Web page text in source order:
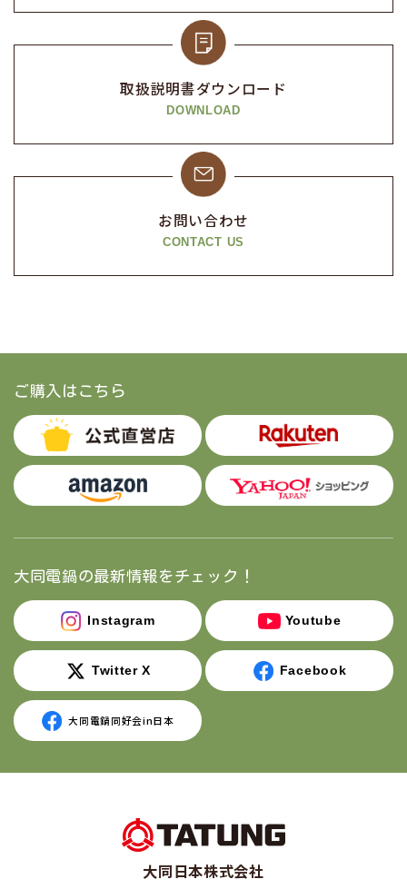
取得した閲覧・購買履歴等の情報を分析し、ユーザー
に適した新商品・サービスをお知らせするためのユー
ザーが利用しているサービスの新機能や更新情報、キ
ャンペーン情報などをメール送付によるご案内。
ユーザーが利用しているサービスのメンテナンスな
ど、必要に応じたご連絡をするため。
な目的でサービスを利用したユーザーの特定をし、ご
加えてWebサイト上にも公表するものとします。
第3条（個人情報の管理と保護）
個人情報の管理は、厳重に行うこととし、次に掲げる場合
を除き、ご本人の同意がない限り、第三者に対しデータを
改ざん及び漏えい等のリスクに対する予防ならびに是正に
関する対策を講じます。
人の生命、身体又は財産の保護のために必要がある場
合であって、本人の同意を得ることが困難である場
合。
公衆衛生の向上又は児童の健全な育成の推進のために
特に必要がある場合であって、本人の同意を得ること
が困難である場合。
者が法令の定める事務を遂行することに対して協力す
る必要がある場合であって、本人の同意を得ることに
より当該事務の遂行に支障を及ぼすおそれがある場
取扱説明書ダウンロード
DOWNLOAD
お問い合わせ
CONTACT US
ご購入はこちら
大同電鍋の最新情報をチェック！
Instagram Youtube
Twitter X Facebook
大同電鍋同好会in日本
大同日本株式会社